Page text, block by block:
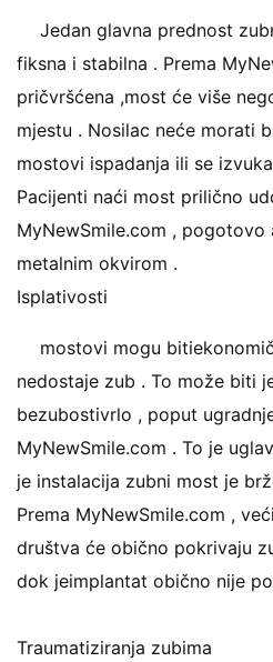
Jedan glavna prednost
fiksna i stabilna . Prema
pričvršćena ,most će više
mjestu . Nosilac neće morati
mostovi ispadanja ili se
Pacijenti naći most prilično
MyNewSmile.com ,
metalnim okvirom .
Isplativosti
mostovi mogu
nedostaje zub . To može biti
bezubostivrlo , poput
MyNewSmile.com . To je
je instalacija zubni most je
Prema MyNewSmile.com ,
društva će obično pokrivaju
dok jeimplantat obično nije
Traumatiziranja zubima